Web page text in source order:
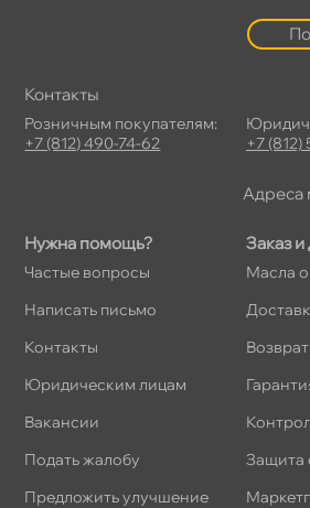
Нужна помощь?
Частые вопросы
Написать письмо
Контакты
Юридическим лицам
акансии
Подать жалобу
Предложить улучшение
Заказ и
Масла
озврат
Защита
Контакты
Розничным покупателям:
+7 (812) 490-74-62
+7
Адреса